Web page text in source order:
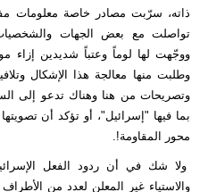
ذاته، سرّبت مصادر خاصة معلومات
تواصلت مع بعض الجهات والشخصيات
ووجّهت لها لوماً وعتباً شديدين إزاء
وطلبت منها معالجة هذا الإشكال
وتصريحات من هنا وهناك تدعو إلى
بما فيها "إسرائيل"، أو تؤكد أن
محور المقاومة!.
ولا شك في أن ردود الفعل
والاستياء غير المعلن لعدد من